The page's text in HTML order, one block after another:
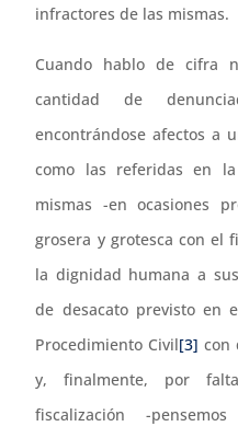
infractores de las mismas.
Cuando hablo de cifra
cantidad de
encontrándose afectos a
como las referidas en
mismas -en ocasiones
grosera y grotesca con el
la dignidad humana a
de desacato previsto en
Procedimiento Civil[3] con
y, finalmente, por
fiscalización -